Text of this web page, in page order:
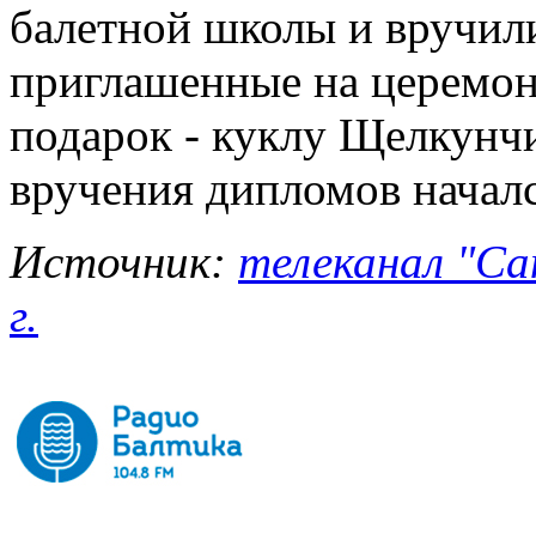
балетной школы и
приглашенные на
подарок - куклу
вручения дипломов
Источник: телеканал
г.